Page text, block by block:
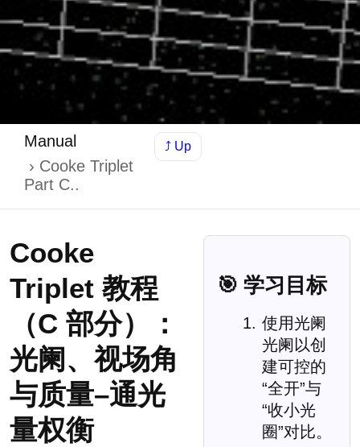
Manual
Cooke Triplet
Part C..
⤴ Up
🎯 学习目标
使用光阑
光阑以创
建可控的
“全开”与
“收小光
圈”对比。
Cooke
Triplet 教程
（C 部分）：
光阑、视场角
与质量–通光
量权衡